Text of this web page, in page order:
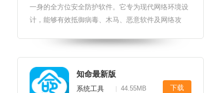
一身的全方位安全防护软件。它专为现代网络环境设
计，能够有效抵御病毒、木马、恶意软件及网络攻
实时监控与快速响应机制，阿帕斯安全大师为用户构
建了一道坚不可摧的数字防线，让每
知命最新版
系统工具 44.55MB 下载